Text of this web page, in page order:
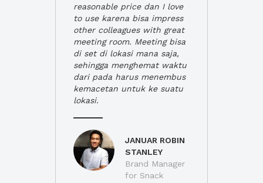
reasonable price dan I love
to use karena bisa impress
other colleagues with great
meeting room. Meeting bisa
di set di lokasi mana saja,
sehingga menghemat waktu
dari pada harus menembus
kemacetan untuk ke suatu
lokasi.
JANUAR ROBIN
STANLEY
Brand Manager
for Snack